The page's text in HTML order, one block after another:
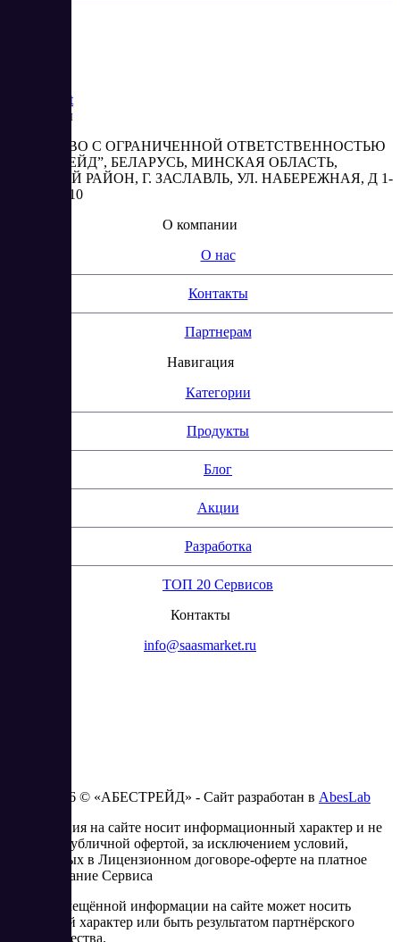
Market
Реквизиты
ОБЩЕСТВО С ОГРАНИЧЕННОЙ ОТВЕТСТВЕННОСТЬЮ
“АБЕСТРЕЙД”, БЕЛАРУСЬ, МИНСКАЯ ОБЛАСТЬ,
МИНСКИЙ РАЙОН, Г. ЗАСЛАВЛЬ, УЛ. НАБЕРЕЖНАЯ, Д 1-
2, КОМ. 310
О компании
О нас
Контакты
Партнерам
Навигация
Категории
Продукты
Блог
Акции
Разработка
ТОП 20 Сервисов
Контакты
info@saasmarket.ru
2023 - 2026 © «АБЕСТРЕЙД» - Сайт разработан в AbesLab
Информация на сайте носит информационный характер и не
является публичной офертой, за исключением условий,
изложенных в Лицензионном договоре-оферте на платное
использование Сервиса
Часть размещённой информации на сайте может носить
рекламный характер или быть результатом партнёрского
сотрудничества.